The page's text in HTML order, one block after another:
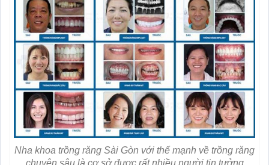
Nha khoa trồng răng Sài Gòn với thế mạnh về trồng răng
chuyên sâu là cơ sở được rất nhiều người tin tưởng